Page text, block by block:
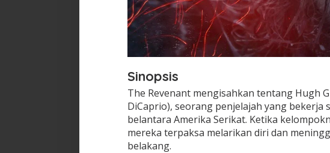
Sinopsis
The Revenant mengisahkan tentang Hugh
DiCaprio), seorang penjelajah yang bekerja
belantara Amerika Serikat. Ketika
mereka terpaksa melarikan diri dan
belakang.